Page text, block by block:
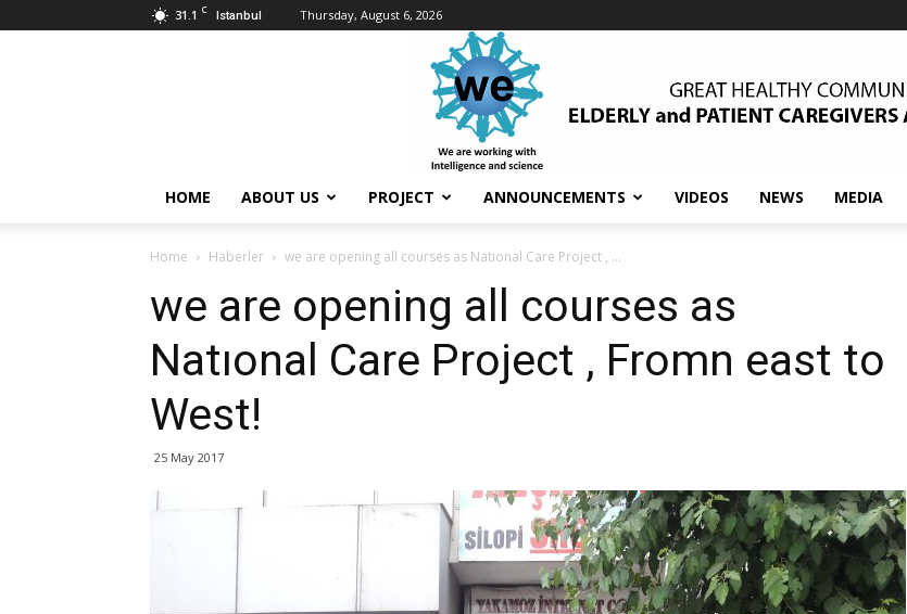
31.1 C Istanbul Thursday, August 6, 2026
HOME ABOUT US PROJECT ANNOUNCEMENTS VIDEOS NEWS MEDIA
Home Haberler we are opening all courses as Natıonal Care Project , ...
we are opening all courses as
Natıonal Care Project , Fromn east to
West!
25 May 2017